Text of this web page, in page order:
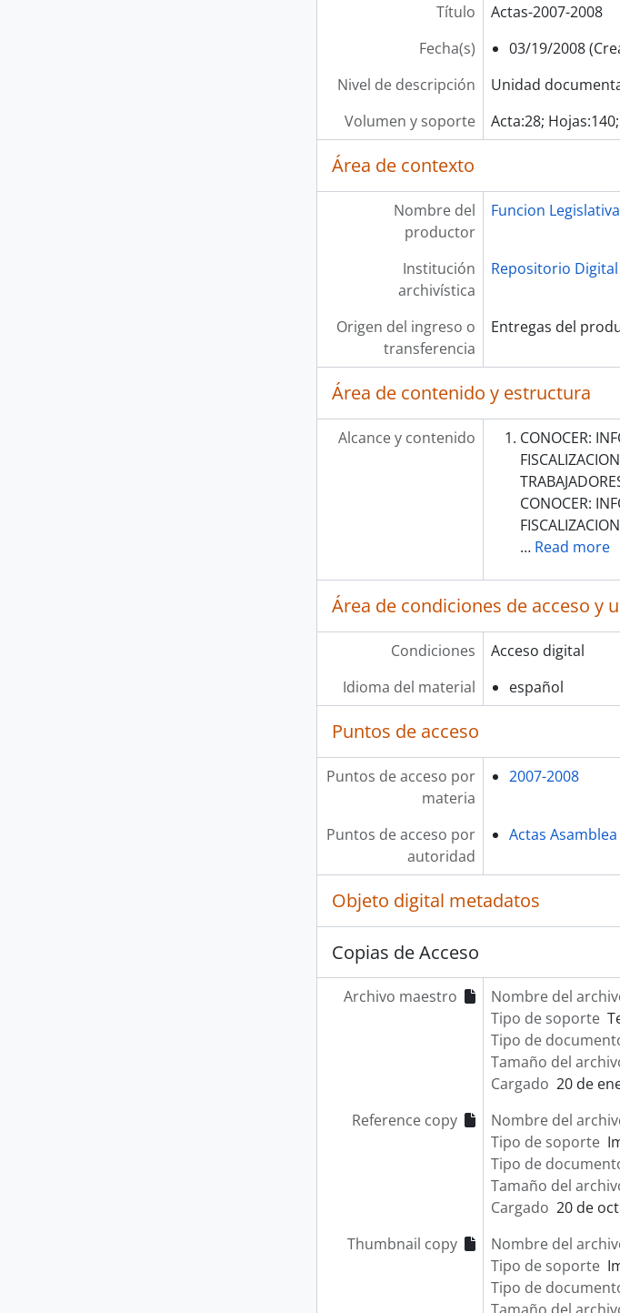
Título
Actas-2007-2008
Fecha(s)
03/19/2008
Nivel de descripción
Unidad
Volumen y soporte
Acta:28; Hojas:140;
Área de contexto
Nombre del
productor
Funcion
Institución
archivística
Repositorio Digital
Origen del ingreso o
transferencia
Entregas del
Área de contenido y estructura
Alcance y contenido
CONOCER:
CONOCER:
… Read more
Área de condiciones de acceso y
Condiciones
Acceso digital
Idioma del material
español
Puntos de acceso
Puntos de acceso por
materia
2007-2008
Puntos de acceso por
autoridad
Actas
Objeto digital metadatos
Copias de Acceso
Archivo maestro Nombre del
Tipo de soporte
Tipo de
Tamaño del
Cargado 20 de
Reference copy
Nombre del
Tipo de soporte
Tipo de
Tamaño del
Cargado 20 de
Thumbnail copy
Nombre del
Tipo de soporte
Tipo de